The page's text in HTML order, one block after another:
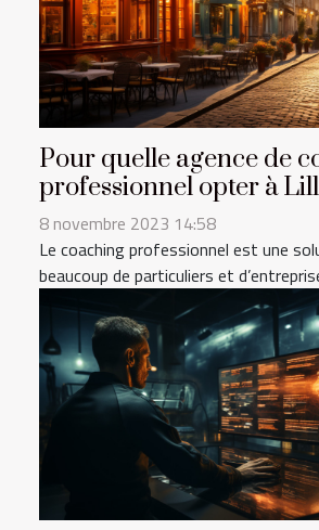
Pour quelle agence de
professionnel opter à
8 novembre 2023 14:58
Le coaching professionnel est une
beaucoup de particuliers et